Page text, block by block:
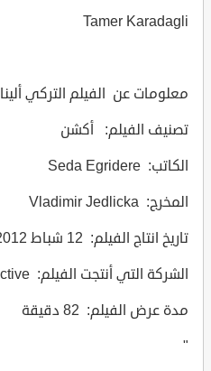
Tamer Karadagli
معلومات عن الفيلم التركي ألينا Alina
تصنيف الفيلم: أكشن
الكاتب: Seda Egridere
المخرج: Vladimir Jedlicka
تاريخ انتاج الفيلم: 12 شباط 2012
الشركة التي أنتجت الفيلم: CVP Interactive
مدة عرض الفيلم: 82 دقيقة
"